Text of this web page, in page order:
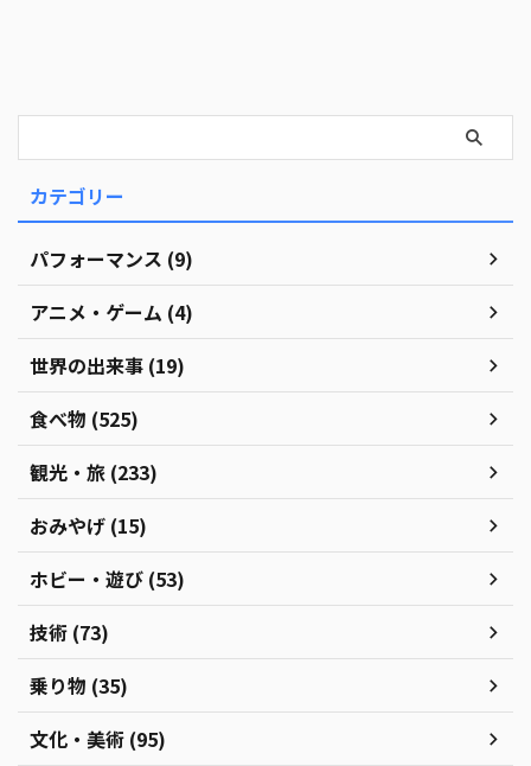
カテゴリー
パフォーマンス (9)
アニメ・ゲーム (4)
世界の出来事 (19)
食べ物 (525)
観光・旅 (233)
おみやげ (15)
ホビー・遊び (53)
技術 (73)
乗り物 (35)
文化・美術 (95)